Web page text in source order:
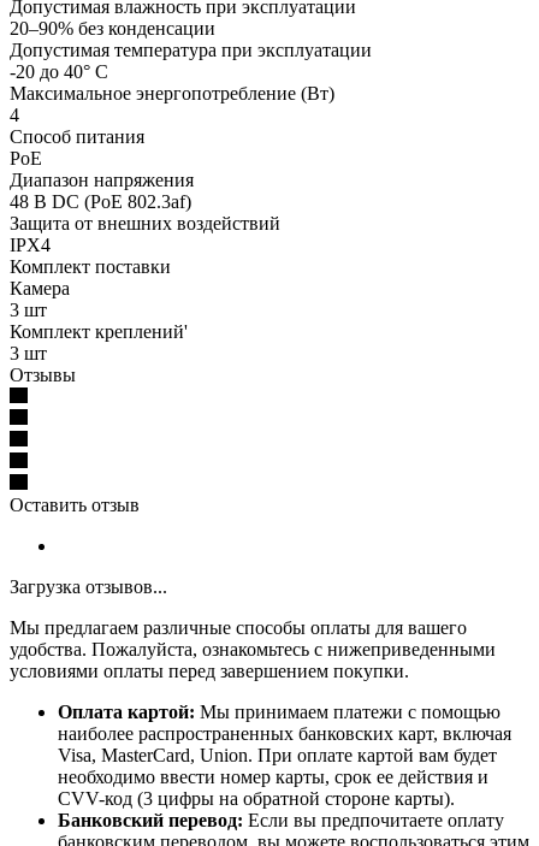
Допустимая влажность при эксплуатации
20–90% без конденсации
Допустимая температура при эксплуатации
-20 до 40° C
Максимальное энергопотребление (Вт)
4
Способ питания
PoE
Диапазон напряжения
48 В DC (PoE 802.3af)
Защита от внешних воздействий
IPX4
Комплект поставки
Камера
3 шт
Комплект креплений'
3 шт
Отзывы
Оставить отзыв
Загрузка отзывов...
Мы предлагаем различные способы оплаты для вашего
удобства. Пожалуйста, ознакомьтесь с нижеприведенными
условиями оплаты перед завершением покупки.
Оплата картой: Мы принимаем платежи с помощью
наиболее распространенных банковских карт, включая
Visa, MasterCard, Union. При оплате картой вам будет
необходимо ввести номер карты, срок ее действия и
CVV-код (3 цифры на обратной стороне карты).
Банковский перевод: Если вы предпочитаете оплату
банковским переводом, вы можете воспользоваться этим